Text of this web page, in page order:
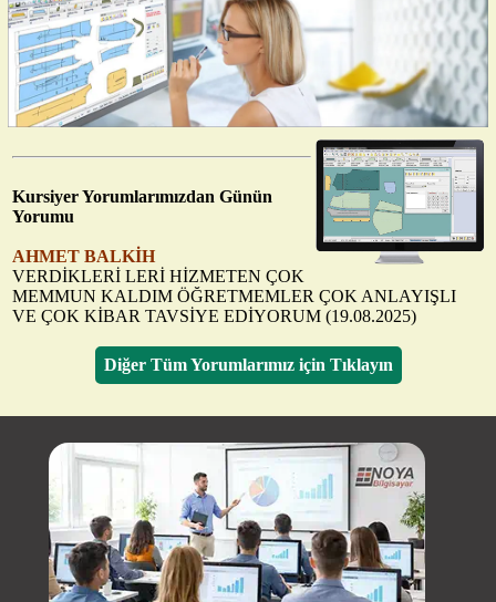
Kursiyer Yorumlarımızdan Günün
Yorumu
AHMET BALKİH
VERDİKLERİ LERİ HİZMETEN ÇOK
MEMMUN KALDIM ÖĞRETMEMLER ÇOK ANLAYIŞLI
VE ÇOK KİBAR TAVSİYE EDİYORUM (19.08.2025)
Diğer Tüm Yorumlarımız için Tıklayın